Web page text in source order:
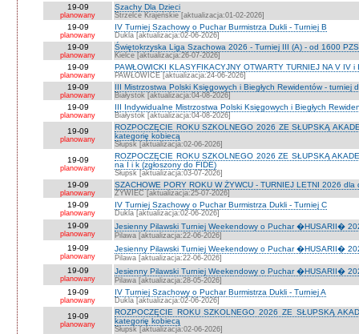
19-09
planowany
Szachy Dla Dzieci
Strzelce Krajeńskie [aktualizacja:01-02-2026]
19-09
planowany
IV Turniej Szachowy o Puchar Burmistrza Dukli - Turniej B
Dukla [aktualizacja:02-06-2026]
19-09
planowany
Świętokrzyska Liga Szachowa 2026 - Turniej III (A) - od 1600
Kielce [aktualizacja:26-07-2026]
19-09
planowany
PAWŁOWICKI KLASYFIKACYJNY OTWARTY TURNIEJ NA V IV i
PAWŁOWICE [aktualizacja:24-06-2026]
19-09
planowany
III Mistrzostwa Polski Księgowych i Biegłych Rewidentów - turniej
Białystok [aktualizacja:04-08-2026]
19-09
planowany
III Indywidualne Mistrzostwa Polski Księgowych i Biegłych
Białystok [aktualizacja:04-08-2026]
19-09
planowany
ROZPOCZĘCIE ROKU SZKOLNEGO 2026 ZE SŁUPSKĄ
kategorię kobiecą
Słupsk [aktualizacja:02-06-2026]
19-09
planowany
ROZPOCZĘCIE ROKU SZKOLNEGO 2026 ZE SŁUPSKĄ
na I i k (zgłoszony do FIDE)
Słupsk [aktualizacja:03-07-2026]
19-09
planowany
SZACHOWE PORY ROKU W ŻYWCU - TURNIEJ LETNI 2026 dla
ŻYWIEC [aktualizacja:25-07-2026]
19-09
planowany
IV Turniej Szachowy o Puchar Burmistrza Dukli - Turniej C
Dukla [aktualizacja:02-06-2026]
19-09
planowany
Jesienny Pilawski Turniej Weekendowy o Puchar �HUSARII�
Pilawa [aktualizacja:22-06-2026]
19-09
planowany
Jesienny Pilawski Turniej Weekendowy o Puchar �HUSARII�
Pilawa [aktualizacja:22-06-2026]
19-09
planowany
Jesienny Pilawski Turniej Weekendowy o Puchar �HUSARII�
Pilawa [aktualizacja:28-05-2026]
19-09
planowany
IV Turniej Szachowy o Puchar Burmistrza Dukli - Turniej A
Dukla [aktualizacja:02-06-2026]
19-09
planowany
ROZPOCZĘCIE ROKU SZKOLNEGO 2026 ZE SŁUPSKĄ
kategorię kobiecą
Słupsk [aktualizacja:02-06-2026]